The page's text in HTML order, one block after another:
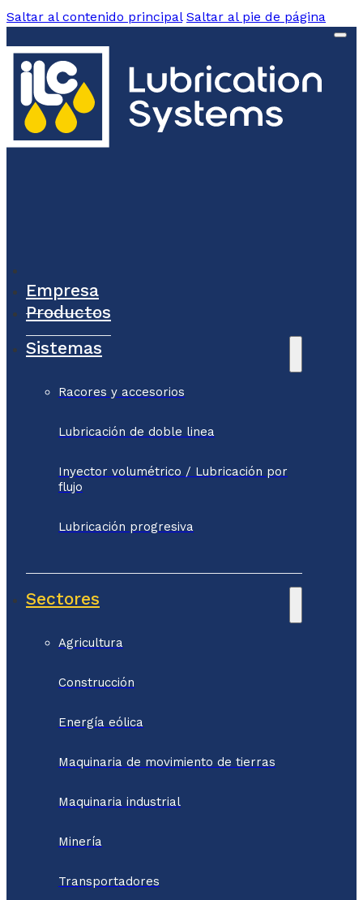
Saltar al contenido principal Saltar al pie de página
Empresa
Productos
Sistemas
Racores y accesorios
Lubricación de doble linea
Inyector volumétrico / Lubricación por
flujo
Lubricación progresiva
Sectores
Agricultura
Construcción
Energía eólica
Maquinaria de movimiento de tierras
Maquinaria industrial
Minería
Transportadores